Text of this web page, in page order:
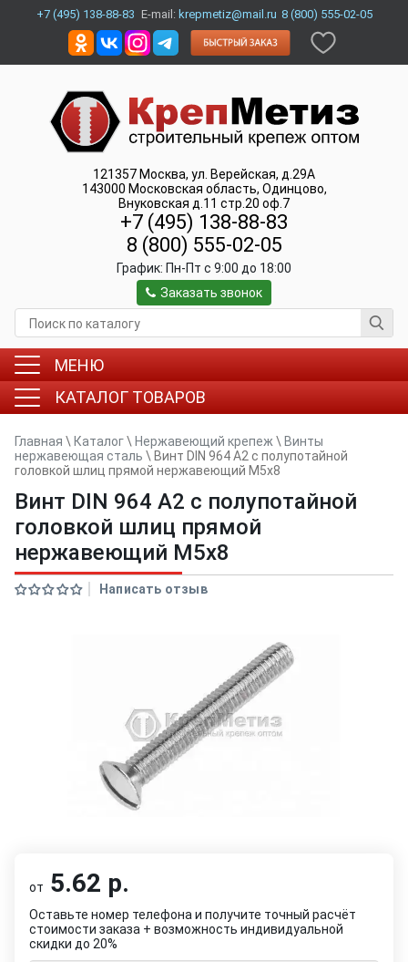
+7 (495) 138-88-83 E-mail: krepmetiz@mail.ru 8 (800) 555-02-05
121357 Москва, ул. Верейская, д.29А
143000 Московская область, Одинцово,
Внуковская д.11 стр.20 оф.7
+7 (495) 138-88-83
8 (800) 555-02-05
График: Пн-Пт c 9:00 до 18:00
Заказать звонок
МЕНЮ
КАТАЛОГ ТОВАРОВ
Главная \ Каталог\ Нержавеющий крепеж \ Винты
нержавеющая сталь \ Винт DIN 964 А2 с полупотайной
головкой шлиц прямой нержавеющий M5x8
Винт DIN 964 А2 с полупотайной
головкой шлиц прямой
нержавеющий M5x8
Написать отзыв
от 5.62 р.
Оставьте номер телефона и получите точный расчёт
стоимости заказа + возможность индивидуальной
скидки до 20%